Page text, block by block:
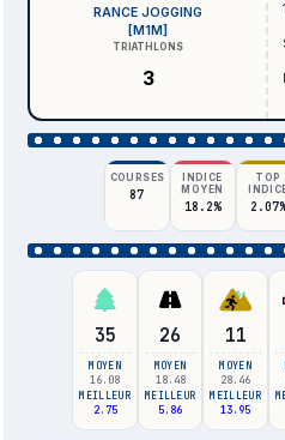
RANCE JOGGING
[M1M]
TRIATHLONS
3
COURSES
87
INDICE
MOYEN
18.2%
TOP
2.07%
35
MOYEN
16.08
MEILLEUR
2.75
26
MOYEN
18.48
MEILLEUR
5.86
11
MOYEN
28.46
MEILLEUR
13.95